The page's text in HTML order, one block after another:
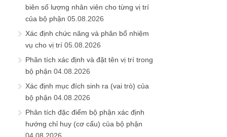
biên số lượng nhân viên cho từng vị trí
của bộ phận 05.08.2026
Xác định chức năng và phân bổ nhiệm
vụ cho vị trí 05.08.2026
Phân tích xác định và đặt tên vị trí trong
bộ phận 04.08.2026
Xác định mục đích sinh ra (vai trò) của
bộ phận 04.08.2026
Phân tích đặc điểm bộ phận xác định
hướng chỉ huy (cơ cấu) của bộ phận
04.08.2026